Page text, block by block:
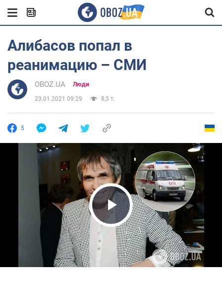
Алибасов попал в
реанимацию – СМИ
OBOZ.UA Люди
23.01.2021 09:29 8,5 т.
5
Play Video